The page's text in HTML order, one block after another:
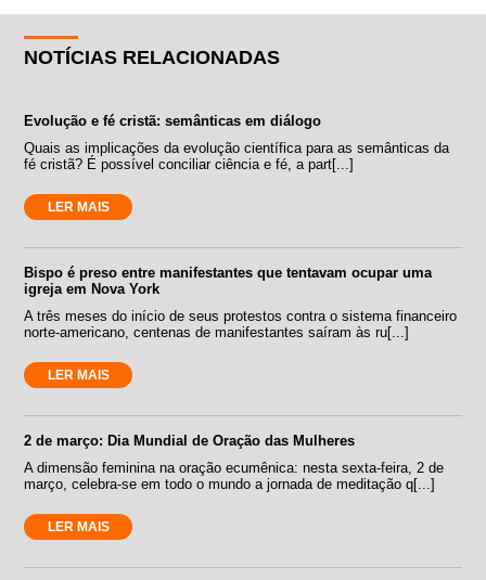
NOTÍCIAS RELACIONADAS
Evolução e fé cristã: semânticas em diálogo
Quais as implicações da evolução científica para as semânticas da
fé cristã? É possível conciliar ciência e fé, a part[...]
LER MAIS
Bispo é preso entre manifestantes que tentavam ocupar uma
igreja em Nova York
A três meses do início de seus protestos contra o sistema financeiro
norte-americano, centenas de manifestantes saíram às ru[...]
LER MAIS
2 de março: Dia Mundial de Oração das Mulheres
A dimensão feminina na oração ecumênica: nesta sexta-feira, 2 de
março, celebra-se em todo o mundo a jornada de meditação q[...]
LER MAIS